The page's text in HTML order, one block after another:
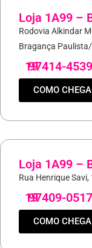
Loja 1A99 –
Rodovia Alkindar
Bragança
19
97414-4539
COMO
Loja 1A99 –
Rua Henrique
19
97409-0517
COMO